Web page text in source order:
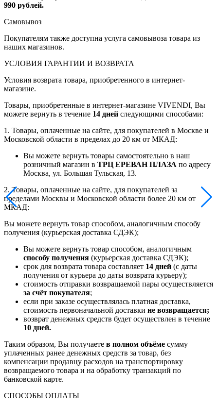
990 рублей.
Самовывоз
Покупателям также доступна услуга самовывоза товара из
наших магазинов.
УСЛОВИЯ ГАРАНТИИ И ВОЗВРАТА
Условия возврата товара, приобретенного в интернет-
магазине.
Товары, приобретенные в интернет-магазине VIVENDI, Вы
можете вернуть в течение 14 дней следующими способами:
1. Товары, оплаченные на сайте, для покупателей в Москве и
Московской области в пределах до 20 км от МКАД:
Вы можете вернуть товары самостоятельно в наш
розничный магазин в ТРЦ ЕРЕВАН ПЛАЗА по адресу
Москва, ул. Большая Тульская, 13.
2. Товары, оплаченные на сайте, для покупателей за
пределами Москвы и Московской области более 20 км от
МКАД:
Вы можете вернуть товар способом, аналогичным способу
получения (курьерская доставка СДЭК);
Вы можете вернуть товар способом, аналогичным
способу получения (курьерская доставка СДЭК);
срок для возврата товара составляет 14 дней (с даты
получения от курьера до даты возврата курьеру);
стоимость отправки возвращаемой пары осуществляется
за счёт покупателя;
если при заказе осуществлялась платная доставка,
стоимость первоначальной доставки не возвращается;
возврат денежных средств будет осуществлен в течение
10 дней.
Таким образом, Вы получаете в полном объёме сумму
уплаченных ранее денежных средств за товар, без
компенсации продавцу расходов на транспортировку
возвращаемого товара и на обработку транзакций по
банковской карте.
СПОСОБЫ ОПЛАТЫ